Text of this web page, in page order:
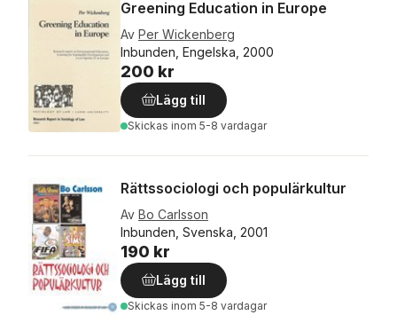
Greening Education in Europe
Av Per Wickenberg
Inbunden, Engelska, 2000
200 kr
Lägg till
Skickas inom 5-8 vardagar
Rättssociologi och populärkultur
Av Bo Carlsson
Inbunden, Svenska, 2001
190 kr
Lägg till
Skickas inom 5-8 vardagar